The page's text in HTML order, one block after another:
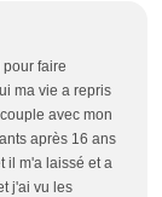
pour faire
ma vie a repris
avec mon
après 16 ans
il m'a laissé et a
j'ai vu les